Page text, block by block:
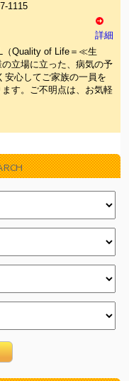
1115
詳細
（Quality of Life＝≪生
立場に立った、病気の予
安心してご家族の一員を
す。ご不明点は、お気軽